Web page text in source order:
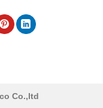
Co.,ltd